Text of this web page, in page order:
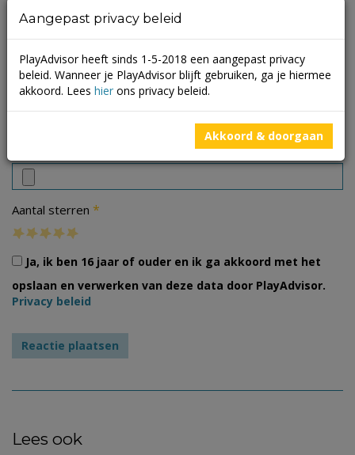
Aantal sterren *
Ja, ik ben 16 jaar of ouder en ik ga akkoord met het
opslaan en verwerken van deze data door PlayAdvisor.
Privacy beleid
Lees ook
Aangepast privacy beleid
PlayAdvisor heeft sinds 1-5-2018 een aangepast privacy
beleid. Wanneer je PlayAdvisor blijft gebruiken, ga je hiermee
akkoord. Lees hier ons privacy beleid.
Akkoord & doorgaan